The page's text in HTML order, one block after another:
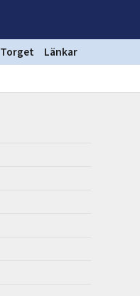
Torget Länkar